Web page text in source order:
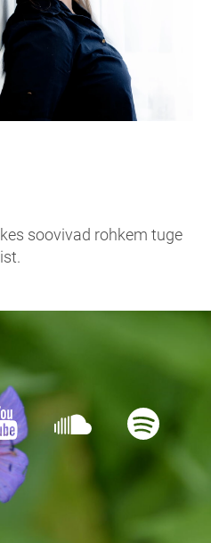
soovivad rohkem tuge